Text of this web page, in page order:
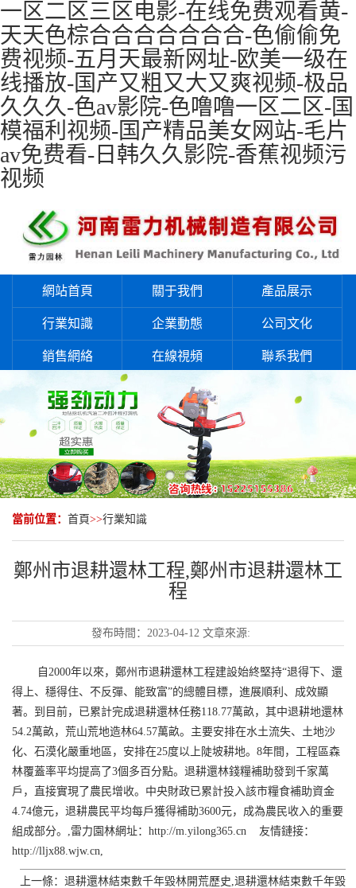
一区二区三区电影-在线免费观看黄-
天天色棕合合合合合合合-色偷偷免
费视频-五月天最新网址-欧美一级在
线播放-国产又粗又大又爽视频-极品
久久久-色av影院-色噜噜一区二区-国
模福利视频-国产精品美女网站-毛片
av免费看-日韩久久影院-香蕉视频污
视频
網站首頁 關于我們 產品展示
行業知識 企業動態 公司文化
銷售網絡 在線視頻 聯系我們
當前位置： 首頁>>行業知識
鄭州市退耕還林工程,鄭州市退耕還林工
程
發布時間： 2023-04-12 文章來源:
自2000年以來，鄭州市退耕還林工程建設始終堅持“退得下、還
得上、穩得住、不反彈、能致富”的總體目標，進展順利、成效顯
著。到目前，已累計完成退耕還林任務118.77萬畝，其中退耕地還林
54.2萬畝，荒山荒地造林64.57萬畝。主要安排在水土流失、土地沙
化、石漠化嚴重地區，安排在25度以上陡坡耕地。8年間，工程區森
林覆蓋率平均提高了3個多百分點。退耕還林錢糧補助發到千家萬
戶，直接實現了農民增收。中央財政已累計投入該市糧食補助資金
4.74億元，退耕農民平均每戶獲得補助3600元，成為農民收入的重要
組成部分。,雷力園林網址：http://m.yilong365.cn 友情鏈接：
http://lljx88.wjw.cn,
上一條： 退耕還林結束數千年毀林開荒歷史,退耕還林結束數千年毀